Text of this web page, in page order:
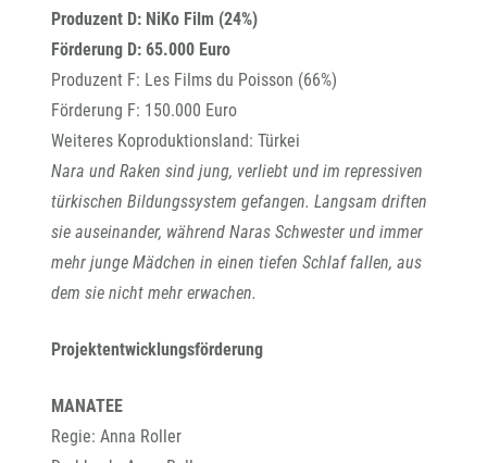
Produzent D: NiKo Film (24%)
Förderung D: 65.000 Euro
Produzent F: Les Films du Poisson (66%)
Förderung F: 150.000 Euro
Weiteres Koproduktionsland: Türkei
Nara und Raken sind jung, verliebt und im repressiven
türkischen Bildungssystem gefangen. Langsam driften
sie auseinander, während Naras Schwester und immer
mehr junge Mädchen in einen tiefen Schlaf fallen, aus
dem sie nicht mehr erwachen.
Projektentwicklungsförderung
MANATEE
Regie: Anna Roller